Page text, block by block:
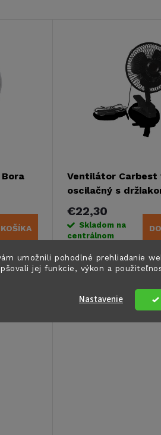
umožnili pohodlné prehliadanie
jej funkcie, výkon a
Nastavenie
Ventilátor Carbest
oscilačný s
€22,30
Skladom na
centrálnom
2 úrovne
pomocou